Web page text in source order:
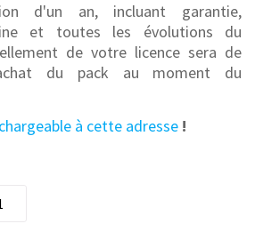
d'un an, incluant garantie,
et toutes les évolutions du
de votre licence sera de
du pack au moment du
à cette adresse !